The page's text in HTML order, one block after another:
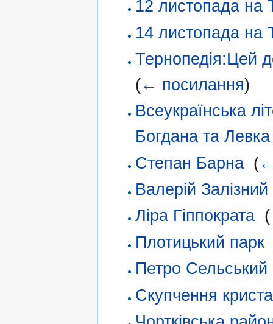
12 листопада на
14 листопада на
Тернопедія:Цей
(← посилання)
Всеукраїнська
Богдана та
Степан Барна‎ (←
Валерій Залізний
Ліра Гіппократа‎ (
Плотицький парк
Петро Сельський
Скупчення